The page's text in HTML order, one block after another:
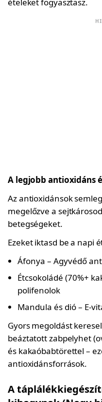
A legjobb antioxidáns
Az antioxidánsok
megelőzve a
betegségeket.
Ezeket iktasd be a napi
Áfonya – Agyvédő
Étcsokoládé (70%+
polifenolok
Mandula és dió – E-
Gyors megoldást
beáztatott zabpelyhet
és kakaóbabtörettel –
antioxidánsforrások.
A